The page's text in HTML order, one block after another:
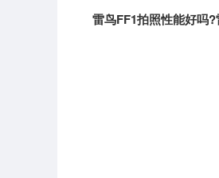
雷鸟FF1拍照性能好吗?